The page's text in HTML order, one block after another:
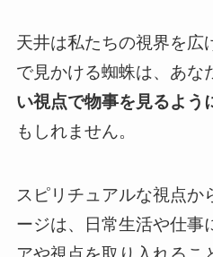
天井は私たちの視界を広
で見かける蜘蛛は、あな
い視点で物事を見るよう
もしれません。
スピリチュアルな視点か
ージは、日常生活や仕事